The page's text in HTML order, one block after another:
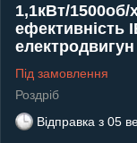
1,1кВт/
ефективність
Під замовлення
Роздріб
Відправка з 05